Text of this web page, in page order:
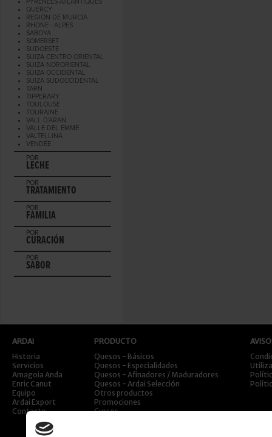
QUERCY
REGIÓN DE MURCIA
RHONE - ALPES
SABOYA
SOMERSET
SUDOESTE
SUIZA CENTRO ORIENTAL
SUIZA NORORIENTAL
SUIZA OCCIDENTAL
SUIZA SUDOCCIDENTAL
TARN
TIPPERARY
TOULOUSE
TOURAINE
VALL D'ARAN
VALLE DEL EMME
VALTELLINA
VENDÉE
POR
LECHE
POR
TRATAMIENTO
POR
FAMILIA
POR
CURACIÓN
POR
SABOR
ARDAI
Historia
Servicios
Amagoia Anda
Enric Canut
Equipo
Ardai Export
Contacto
PRODUCTO
Quesos - Básicos
Quesos - Especialidades
Quesos - Afinadores / Maduradores
Quesos - Ardai Selección
Otros productos
Promociones
Cursos